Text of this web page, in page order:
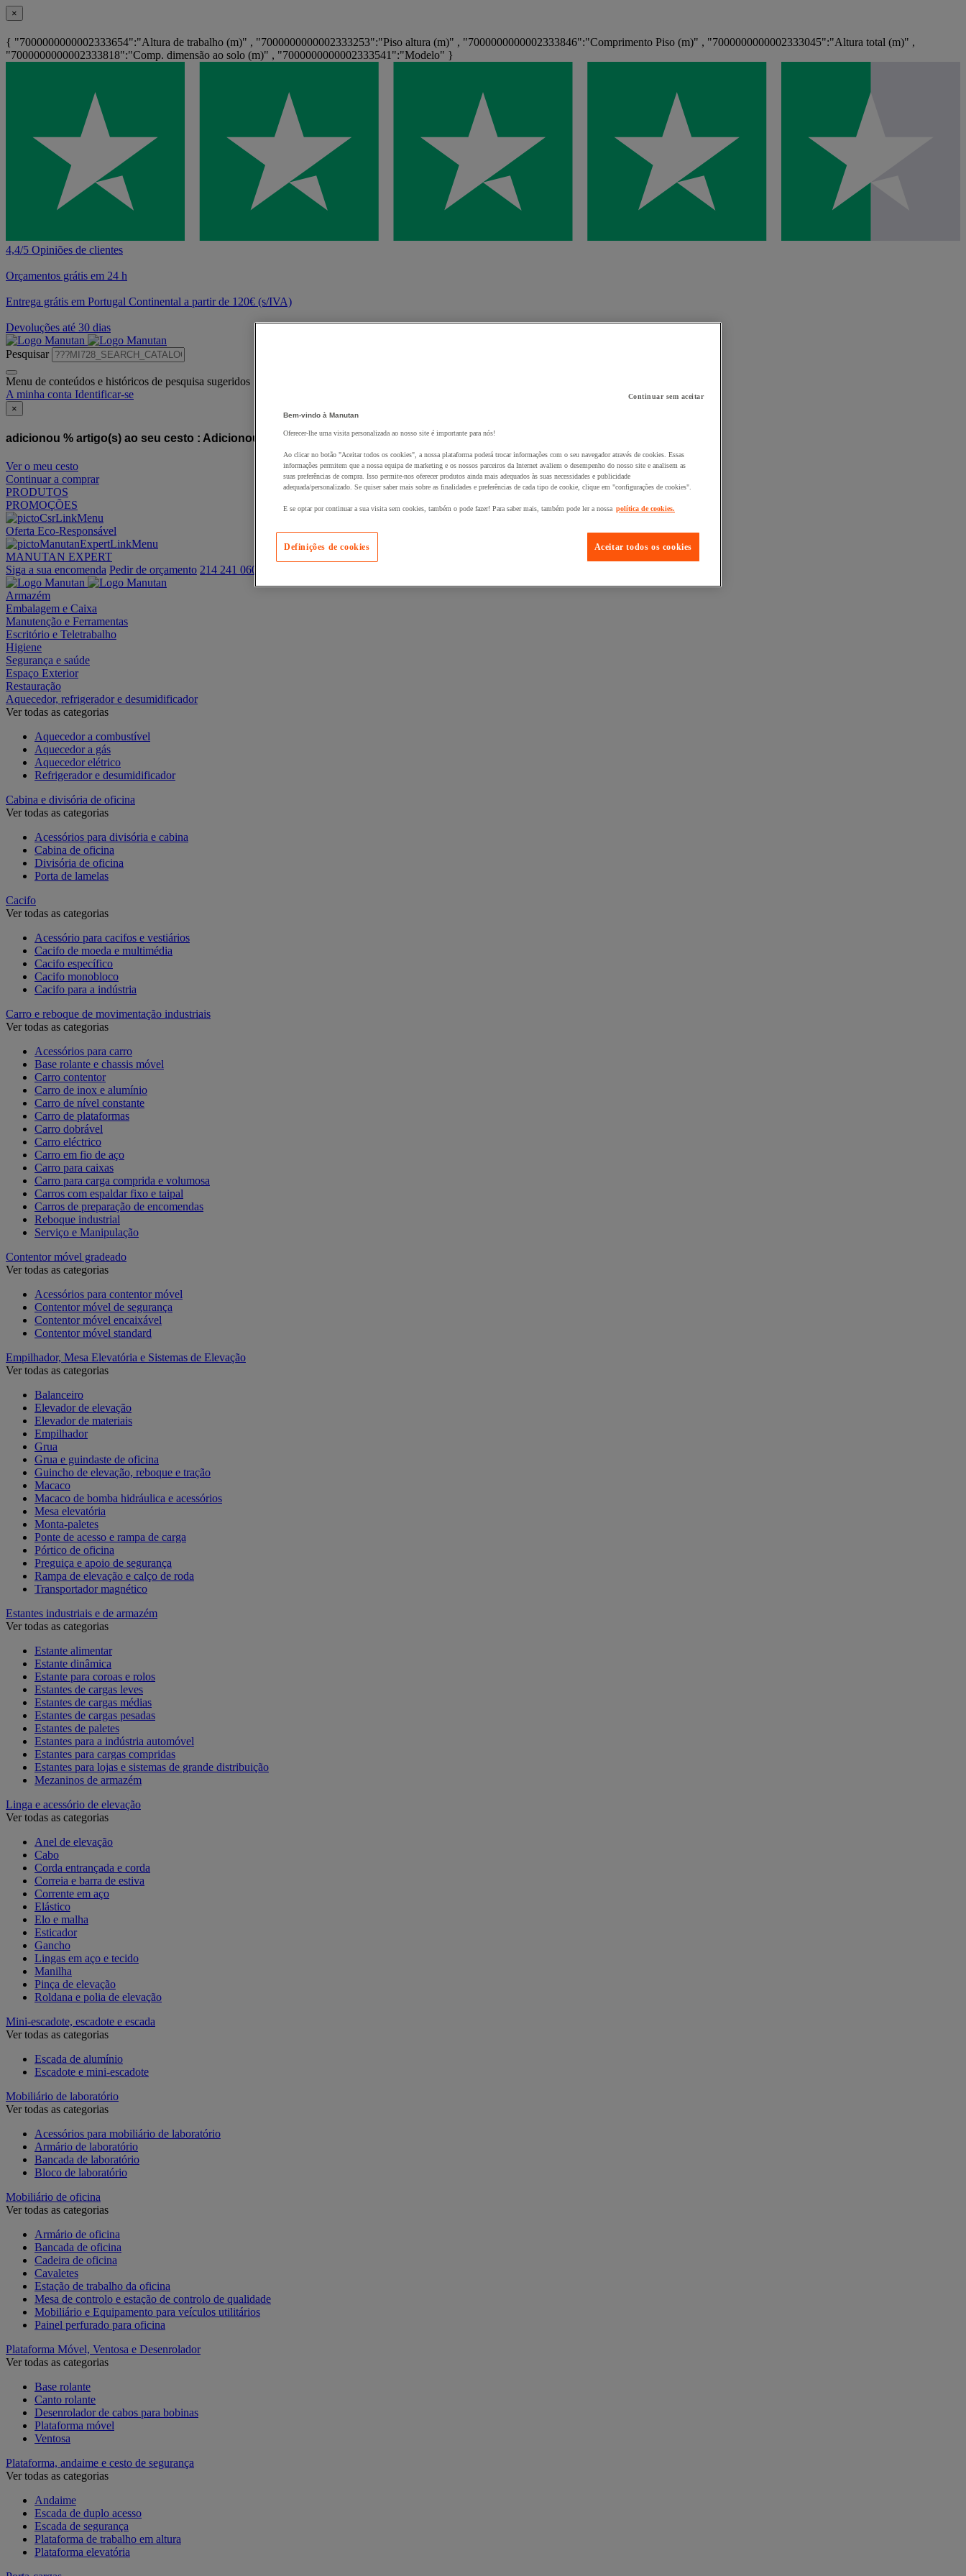
×
{ "7000000000002333654":"Altura de trabalho (m)" , "7000000000002333253":"Piso altura (m)" , "7000000000002333846":"Comprimento Piso (m)" , "7000000000002333045":"Altura total (m)" ,
"7000000000002333818":"Comp. dimensão ao solo (m)" , "7000000000002333541":"Modelo" }
4,4/5 Opiniões de clientes
Orçamentos grátis em 24 h
Entrega grátis em Portugal Continental a partir de 120€ (s/IVA)
Devoluções até 30 dias
Pesquisar
Menu de conteúdos e históricos de pesquisa sugeridos
A minha conta Identificar-se
×
adicionou % artigo(s) ao seu cesto : Adicionou este artigo ao seu cesto :
Ver o meu cesto
Continuar a comprar
PRODUTOS
PROMOÇÕES
Oferta Eco-Responsável
MANUTAN EXPERT
Siga a sua encomenda Pedir de orçamento 214 241 060
Armazém
Embalagem e Caixa
Manutenção e Ferramentas
Escritório e Teletrabalho
Higiene
Segurança e saúde
Espaço Exterior
Restauração
Aquecedor, refrigerador e desumidificador
Ver todas as categorias
Aquecedor a combustível
Aquecedor a gás
Aquecedor elétrico
Refrigerador e desumidificador
Cabina e divisória de oficina
Ver todas as categorias
Acessórios para divisória e cabina
Cabina de oficina
Divisória de oficina
Porta de lamelas
Cacifo
Ver todas as categorias
Acessório para cacifos e vestiários
Cacifo de moeda e multimédia
Cacifo específico
Cacifo monobloco
Cacifo para a indústria
Carro e reboque de movimentação industriais
Ver todas as categorias
Acessórios para carro
Base rolante e chassis móvel
Carro contentor
Carro de inox e alumínio
Carro de nível constante
Carro de plataformas
Carro dobrável
Carro eléctrico
Carro em fio de aço
Carro para caixas
Carro para carga comprida e volumosa
Carros com espaldar fixo e taipal
Carros de preparação de encomendas
Reboque industrial
Serviço e Manipulação
Contentor móvel gradeado
Ver todas as categorias
Acessórios para contentor móvel
Contentor móvel de segurança
Contentor móvel encaixável
Contentor móvel standard
Empilhador, Mesa Elevatória e Sistemas de Elevação
Ver todas as categorias
Balanceiro
Elevador de elevação
Elevador de materiais
Empilhador
Grua
Grua e guindaste de oficina
Guincho de elevação, reboque e tração
Macaco
Macaco de bomba hidráulica e acessórios
Mesa elevatória
Monta-paletes
Ponte de acesso e rampa de carga
Pórtico de oficina
Preguiça e apoio de segurança
Rampa de elevação e calço de roda
Transportador magnético
Estantes industriais e de armazém
Ver todas as categorias
Estante alimentar
Estante dinâmica
Estante para coroas e rolos
Estantes de cargas leves
Estantes de cargas médias
Estantes de cargas pesadas
Estantes de paletes
Estantes para a indústria automóvel
Estantes para cargas compridas
Estantes para lojas e sistemas de grande distribuição
Mezaninos de armazém
Linga e acessório de elevação
Ver todas as categorias
Anel de elevação
Cabo
Corda entrançada e corda
Correia e barra de estiva
Corrente em aço
Elástico
Elo e malha
Esticador
Gancho
Lingas em aço e tecido
Manilha
Pinça de elevação
Roldana e polia de elevação
Mini-escadote, escadote e escada
Ver todas as categorias
Escada de alumínio
Escadote e mini-escadote
Mobiliário de laboratório
Ver todas as categorias
Acessórios para mobiliário de laboratório
Armário de laboratório
Bancada de laboratório
Bloco de laboratório
Mobiliário de oficina
Ver todas as categorias
Armário de oficina
Bancada de oficina
Cadeira de oficina
Cavaletes
Estação de trabalho da oficina
Mesa de controlo e estação de controlo de qualidade
Mobiliário e Equipamento para veículos utilitários
Painel perfurado para oficina
Plataforma Móvel, Ventosa e Desenrolador
Ver todas as categorias
Base rolante
Canto rolante
Desenrolador de cabos para bobinas
Plataforma móvel
Ventosa
Plataforma, andaime e cesto de segurança
Ver todas as categorias
Andaime
Escada de duplo acesso
Escada de segurança
Plataforma de trabalho em altura
Plataforma elevatória
Continuar sem aceitar
Bem-vindo à Manutan
Oferecer-lhe uma visita personalizada ao nosso site é importante para nós!
Ao clicar no botão "Aceitar todos os cookies", a nossa plataforma poderá trocar informações com o seu navegador através de cookies. Essas
informações permitem que a nossa equipa de marketing e os nossos parceiros da Internet avaliem o desempenho do nosso site e analisem as
suas preferências de compra. Isso permite-nos oferecer produtos ainda mais adequados às suas necessidades e publicidade
adequada/personalizado. Se quiser saber mais sobre as finalidades e preferências de cada tipo de cookie, clique em "configurações de cookies".
E se optar por continuar a sua visita sem cookies, também o pode fazer! Para saber mais, também pode ler a nossa política de cookies.
Aceitar todos os cookies
Definições de cookies